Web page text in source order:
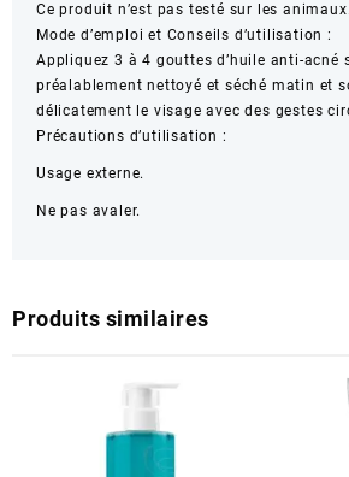
Ce produit n’est pas testé sur les animaux.
Mode d’emploi et Conseils d’utilisation :
Appliquez 3 à 4 gouttes d’huile anti-acné
préalablement nettoyé et séché matin et
délicatement le visage avec des gestes
Précautions d’utilisation :
Usage externe.
Ne pas avaler.
Produits similaires